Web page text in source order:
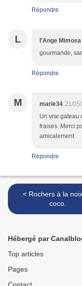
Répondre
L l'Ange Mimosa
gourmande,
Répondre
M marie34 21/
Un vrai gateau
fraises. Merci
amicalement
Répondre
< Rochers à la noix de
coco.
Hébergé par
Top articles
Pages